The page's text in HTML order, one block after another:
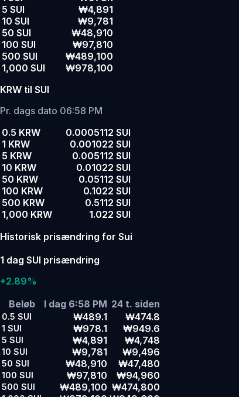
5 SUI
₩4,891
10 SUI
₩9,781
50 SUI
₩48,910
100 SUI
₩97,810
500 SUI
₩489,100
1,000 SUI
₩978,100
KRW til SUI
Pr. dags dato 06:58 PM
0.5 KRW
0.0005112 SUI
1 KRW
0.001022 SUI
5 KRW
0.005112 SUI
10 KRW
0.01022 SUI
50 KRW
0.05112 SUI
100 KRW
0.1022 SUI
500 KRW
0.5112 SUI
1,000 KRW
1.022 SUI
Historisk prisændring for Sui
1 dag SUI prisændring
+2.89%
Beløb
I dag 6:58 PM 24 t. siden
0.5 SUI ₩489.1 ₩474.8
1 SUI ₩978.1 ₩949.6
5 SUI ₩4,891 ₩4,748
10 SUI ₩9,781 ₩9,496
50 SUI ₩48,910 ₩47,480
100 SUI ₩97,810 ₩94,960
500 SUI ₩489,100 ₩474,800